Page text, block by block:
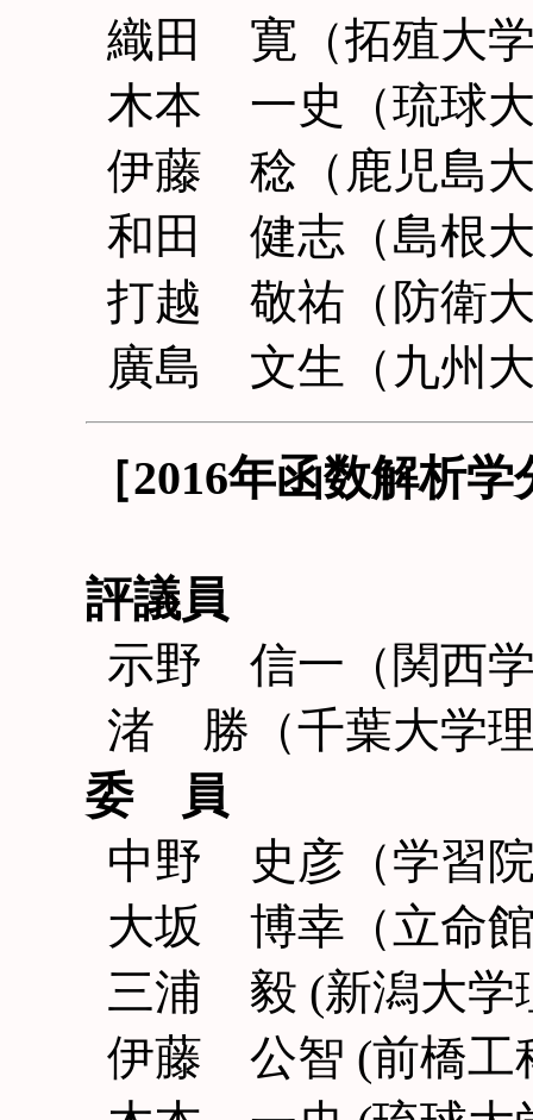
織田 寛（拓殖大
木本 一史（琉球
伊藤 稔（鹿児島
和田 健志（島根
打越 敬祐（防衛
廣島 文生（九州
［2016年函数解析
評議員
示野 信一（関西
渚 勝（千葉大学
委 員
中野 史彦（学習
大坂 博幸（立命
三浦 毅 (新潟大学
伊藤 公智 (前橋工